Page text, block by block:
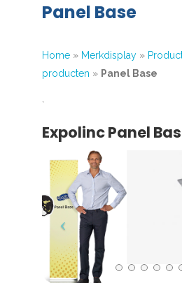
Panel Base
Home» Merkdisplay»
producten » Panel Base
`
Expolinc Panel